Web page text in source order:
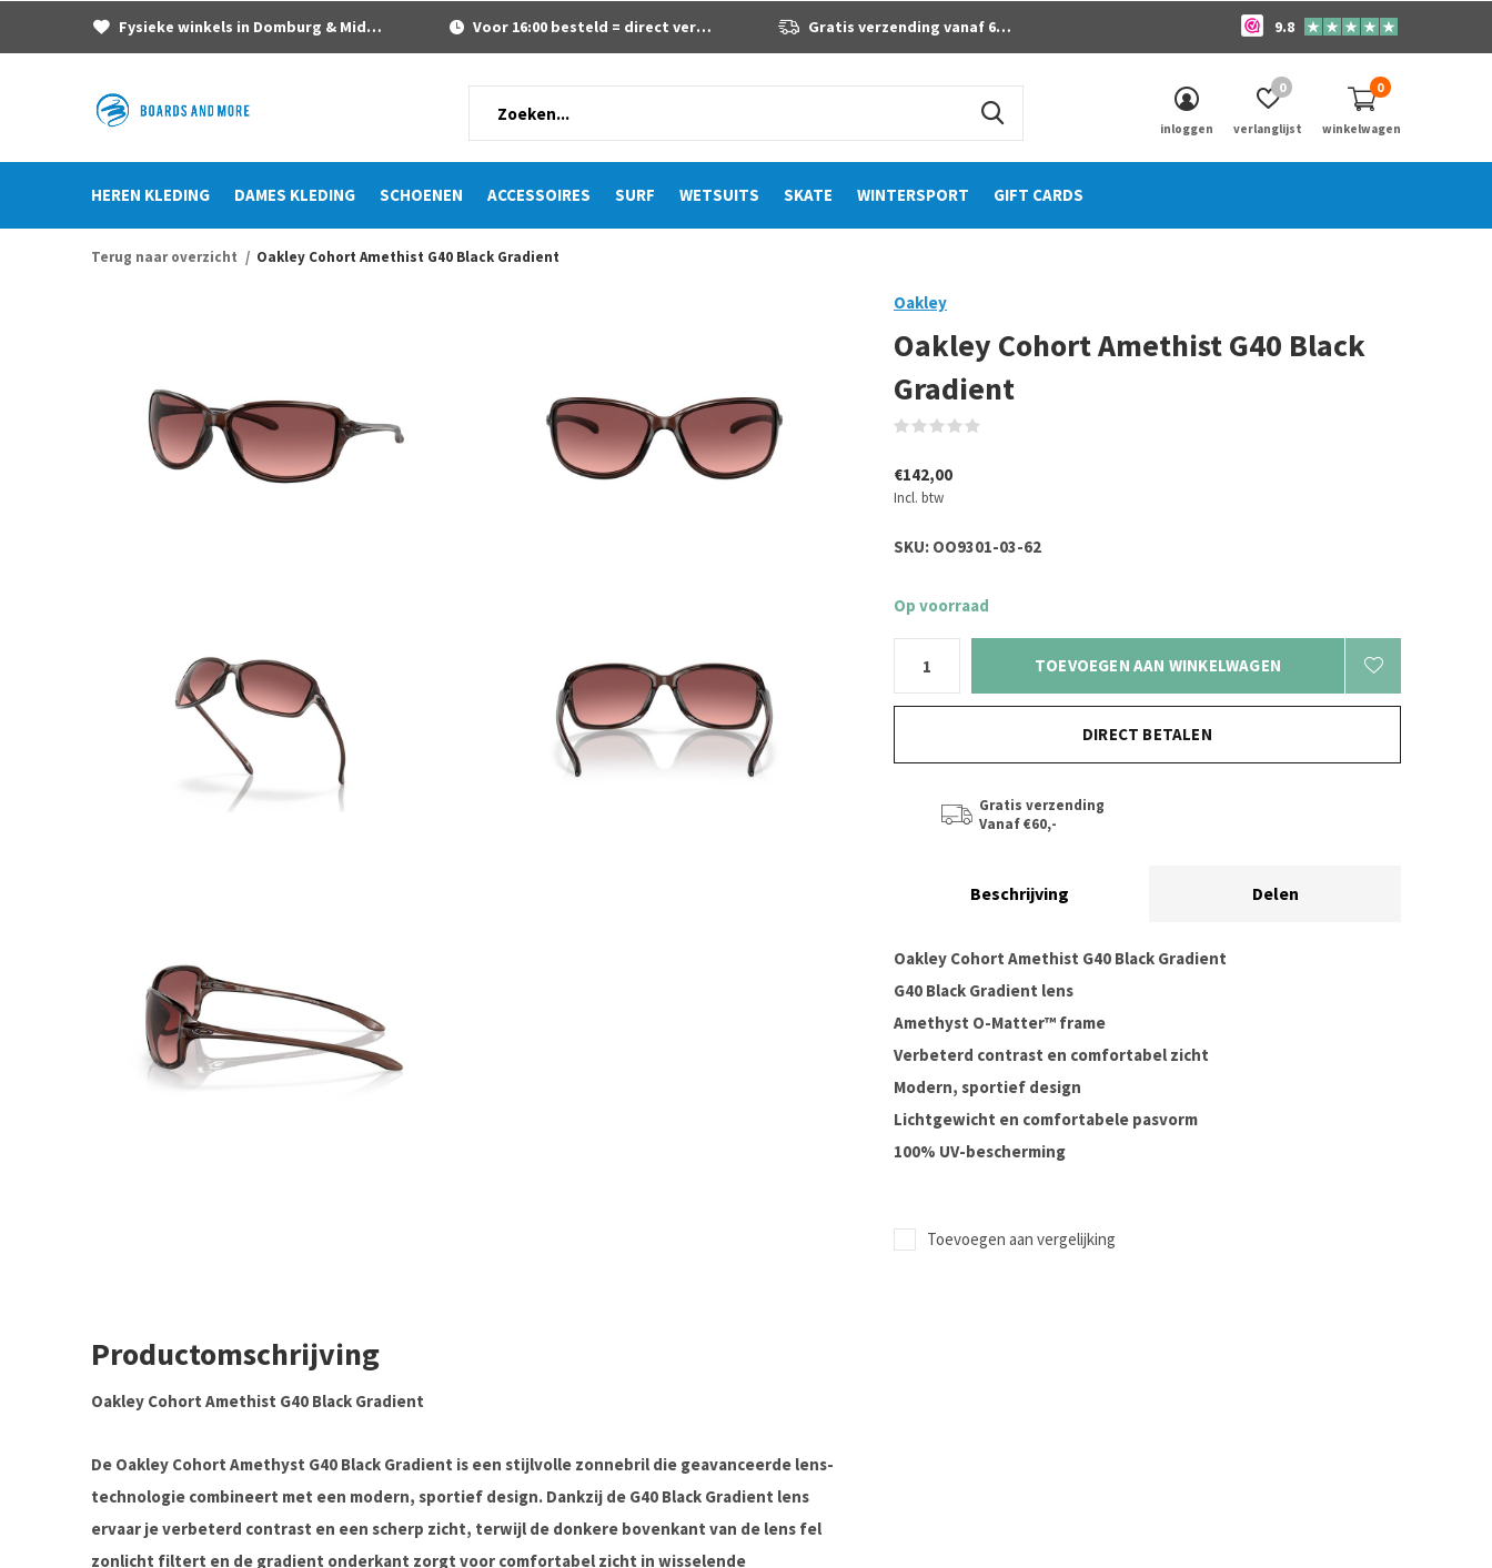
HEREN KLEDING DAMES KLEDING SCHOENEN ACCESSOIRES SURF WETSUITS SKATE WINTERSPORT GIFT CARDS
inloggen verlanglijst
0
winkelwagen
0
Fysieke winkels in Domburg & Middelburg Voor 16:00 besteld = direct verzonden Gratis verzending vanaf 60 euro 9.8
Terug naar overzicht Oakley Cohort Amethist G40 Black Gradient
Oakley
Oakley Cohort Amethist G40 Black
Gradient
€142,00
Incl. btw
SKU: OO9301-03-62
Op voorraad
TOEVOEGEN AAN WINKELWAGEN
DIRECT BETALEN
Gratis verzending
Vanaf €60,-
Beschrijving Delen
Oakley Cohort Amethist G40 Black Gradient
G40 Black Gradient lens
Amethyst O-Matter™ frame
Verbeterd contrast en comfortabel zicht
Modern, sportief design
Lichtgewicht en comfortabele pasvorm
100% UV-bescherming
Toevoegen aan vergelijking
Productomschrijving
Oakley Cohort Amethist G40 Black Gradient
De Oakley Cohort Amethyst G40 Black Gradient is een stijlvolle zonnebril die geavanceerde lens-
technologie combineert met een modern, sportief design. Dankzij de G40 Black Gradient lens
ervaar je verbeterd contrast en een scherp zicht, terwijl de donkere bovenkant van de lens fel
zonlicht filtert en de gradient onderkant zorgt voor comfortabel zicht in wisselende